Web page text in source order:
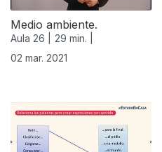
Medio ambiente.
Aula 26 |
29 min. |
02 mar. 2021